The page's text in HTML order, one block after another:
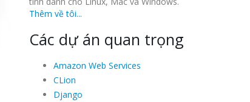
Thêm về tôi...
Các dự án quan trọng
Amazon Web Services
CLion
Django